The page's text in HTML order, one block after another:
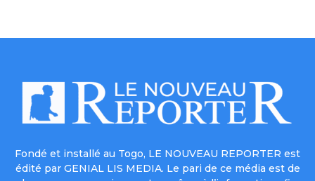
Fondé et installé au Togo, LE NOUVEAU REPORTER est
édité par GENIAL LIS MEDIA. Le pari de ce média est de